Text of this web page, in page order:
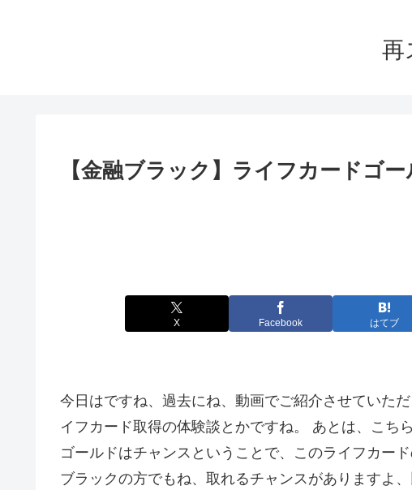
再
【金融ブラック】ライフカードゴ
X Facebook はてブ
今日はですね、過去にね、動画でご紹介させていた
イフカード取得の体験談とかですね。 あとは、こち
ゴールドはチャンスということで、このライフカー
ブラックの方でもね、取れるチャンスがありますよ